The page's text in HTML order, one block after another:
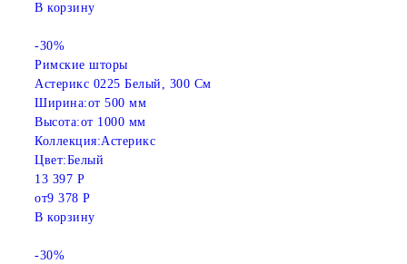
В корзину
-30%
Римские шторы
Астерикс 0225 Белый, 300 См
Ширина:от 500 мм
Высота:от 1000 мм
Коллекция:Астерикс
Цвет:Белый
13 397 Р
от9 378 Р
В корзину
-30%